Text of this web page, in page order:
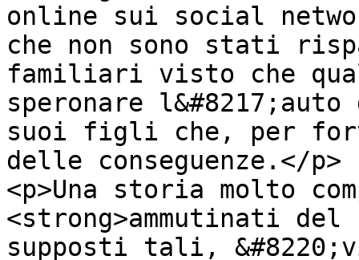
online sui social
che non sono stati
familiari visto che
speronare
suoi figli che, per
delle conseguenze.</p>
<p>Una storia molto
<strong>ammutinati
supposti tali,